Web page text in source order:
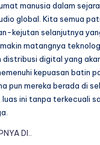
manusia dalam
global. Kita semua
kejutan selanjutnya
matangnya
digital yang
kepuasan batin
pun mereka berada di
ini tanpa terkecuali
DI..